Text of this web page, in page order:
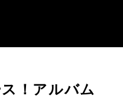
！アルバム